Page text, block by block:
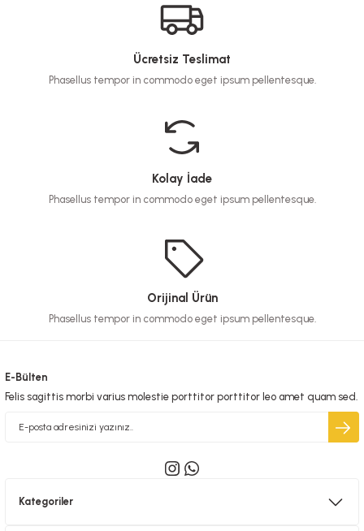
Ücretsiz Teslimat
Phasellus tempor in commodo eget ipsum pellentesque.
Kolay İade
Phasellus tempor in commodo eget ipsum pellentesque.
Orijinal Ürün
Phasellus tempor in commodo eget ipsum pellentesque.
E-Bülten
Felis sagittis morbi varius molestie porttitor porttitor leo amet quam sed.
Kategoriler